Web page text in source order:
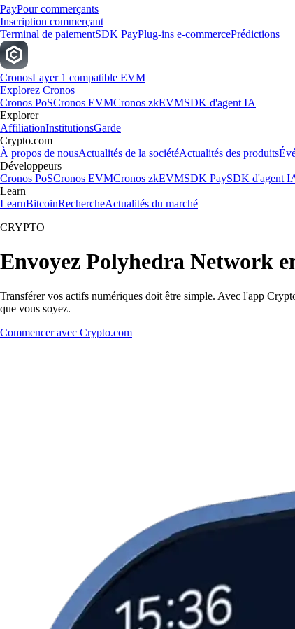
PayPour commerçants
Inscription commerçant
Terminal de paiementSDK PayPlug-ins e-commercePrédictions
CronosLayer 1 compatible EVM
Explorez Cronos
Cronos PoSCronos EVMCronos zkEVMSDK d'agent IA
Explorer
AffiliationInstitutionsGarde
Crypto.com
À propos de nousActualités de la sociétéActualités des produits
Développeurs
Cronos PoSCronos EVMCronos zkEVMSDK PaySDK d'agent
Learn
LearnBitcoinRechercheActualités du marché
CRYPTO
Envoyez Polyhedra Network
Transférer vos actifs numériques doit être simple. Avec l'app
que vous soyez.
Commencer avec Crypto.com